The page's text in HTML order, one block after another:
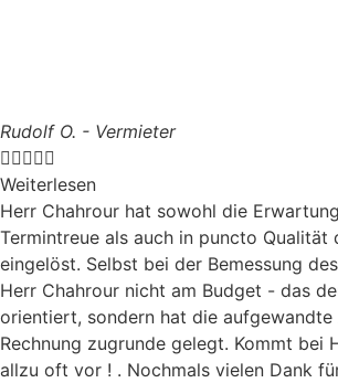
Rudolf O. - Vermieter

Weiterlesen
Herr Chahrour hat sowohl die
Termintreue als auch in puncto Qualität
eingelöst. Selbst bei der Bemessung
Herr Chahrour nicht am Budget - das
orientiert, sondern hat die
Rechnung zugrunde gelegt. Kommt bei
allzu oft vor ! . Nochmals vielen Dank